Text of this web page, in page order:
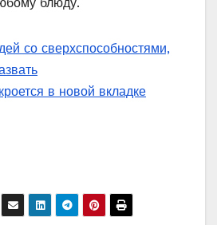
со сверхспособностями,
в новой вкладке